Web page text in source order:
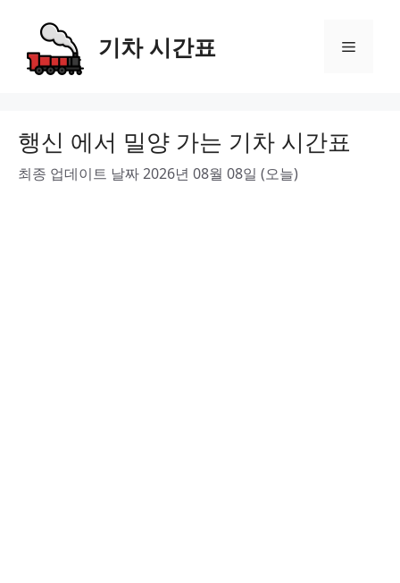
content
기차 시간표 Menu
행신 에서 밀양 가는 기차 시간표
최종 업데이트 날짜 2026년 08월 08일 (오늘)